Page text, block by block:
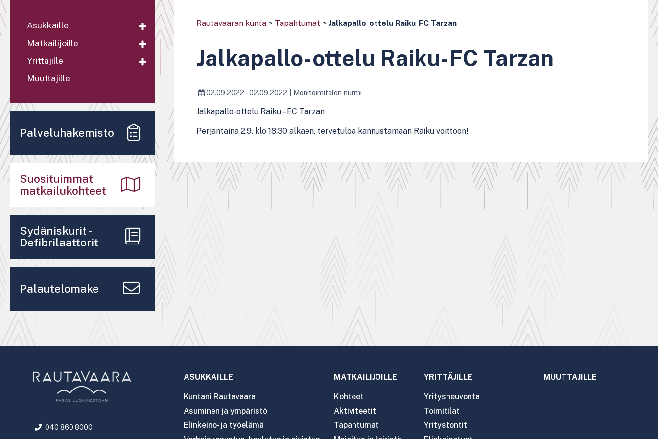
Rautavaaran kunta > Tapahtumat > Jalkapallo-ottelu Raiku-FC Tarzan
Jalkapallo-ottelu Raiku-FC Tarzan
02.09.2022 - 02.09.2022 Monitoimitalon nurmi
Jalkapallo-ottelu Raiku – FC Tarzan
Perjantaina 2.9. klo 18:30 alkaen, tervetuloa kannustamaan Raiku voittoon!
Asukkaille
Matkailijoille
Yrittäjille
Muuttajille
Palveluhakemisto
Suosituimmat
matkailukohteet
Sydäniskurit -
Defibrilaattorit
Palautelomake
040 860 8000
ASUKKAILLE
Kuntani Rautavaara
Asuminen ja ympäristö
Elinkeino- ja työelämä
MATKAILIJOILLE
Kohteet
Aktiviteetit
Tapahtumat
YRITTÄJILLE
Yritysneuvonta
Toimitilat
Yritystontit
MUUTTAJILLE